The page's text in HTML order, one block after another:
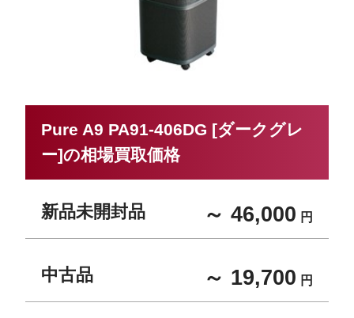
Pure A9 PA91-406DG [ダークグレ
ー]の相場買取価格
新品未開封品 ～ 46,000 円
中古品 ～ 19,700 円